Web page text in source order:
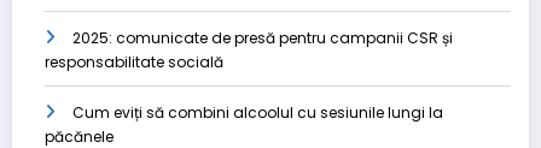
2025: comunicate de presă pentru campanii CSR și
responsabilitate socială
Cum eviți să combini alcoolul cu sesiunile lungi la
păcănele